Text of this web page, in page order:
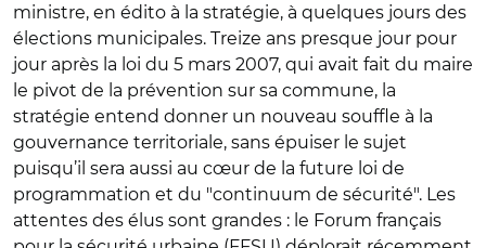
ministre, en édito à la stratégie, à quelques jours des
élections municipales. Treize ans presque jour pour
jour après la loi du 5 mars 2007, qui avait fait du maire
le pivot de la prévention sur sa commune, la
stratégie entend donner un nouveau souffle à la
gouvernance territoriale, sans épuiser le sujet
puisqu’il sera aussi au cœur de la future loi de
programmation et du "continuum de sécurité". Les
attentes des élus sont grandes : le Forum français